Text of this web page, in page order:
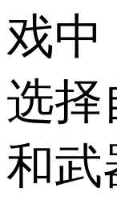
戏中
选择
和武